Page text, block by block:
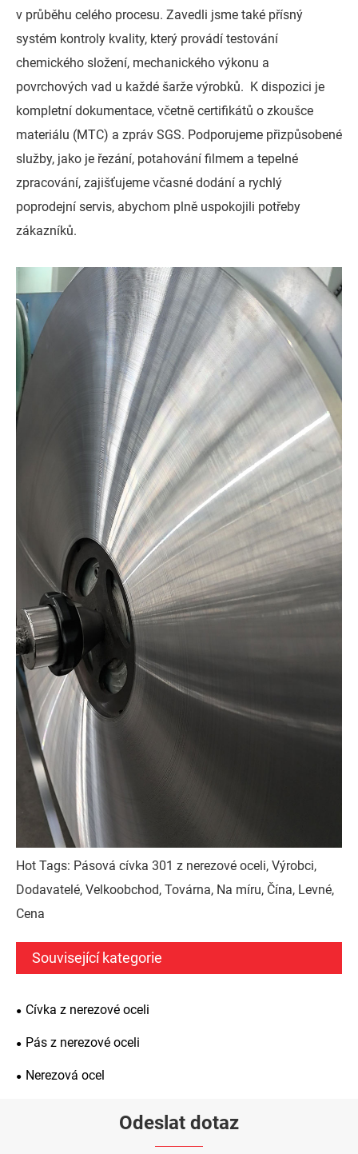
v průběhu celého procesu. Zavedli jsme také přísný
systém kontroly kvality, který provádí testování
chemického složení, mechanického výkonu a
povrchových vad u každé šarže výrobků. K dispozici je
kompletní dokumentace, včetně certifikátů o zkoušce
materiálu (MTC) a zpráv SGS. Podporujeme přizpůsobené
služby, jako je řezání, potahování filmem a tepelné
zpracování, zajišťujeme včasné dodání a rychlý
poprodejní servis, abychom plně uspokojili potřeby
zákazníků.
Hot Tags: Pásová cívka 301 z nerezové oceli, Výrobci,
Dodavatelé, Velkoobchod, Továrna, Na míru, Čína, Levné,
Cena
Související kategorie
Cívka z nerezové oceli
Pás z nerezové oceli
Nerezová ocel
Odeslat dotaz